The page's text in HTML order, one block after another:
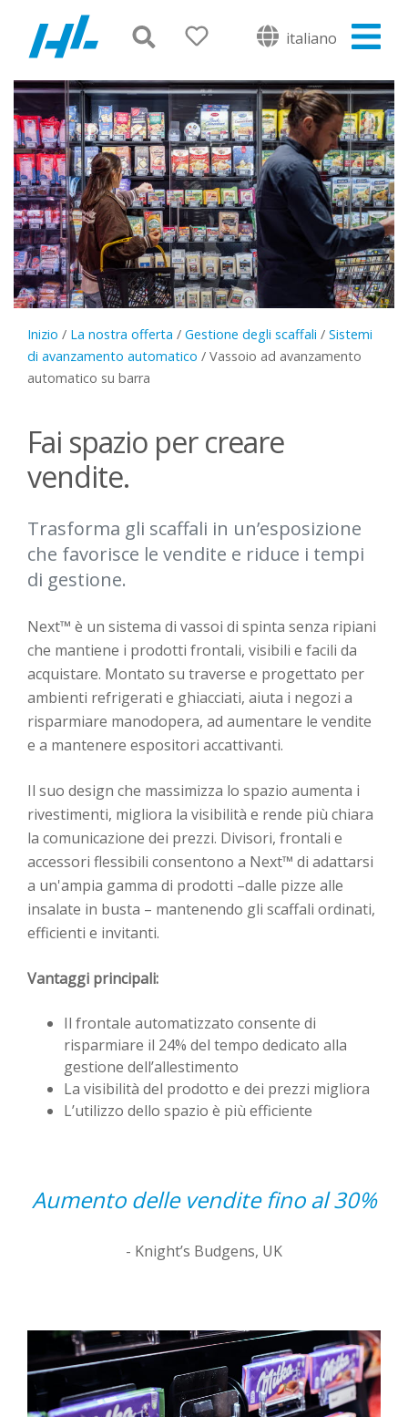
italiano
Inizio / La nostra offerta / Gestione degli scaffali / Sistemi
di avanzamento automatico / Vassoio ad avanzamento
automatico su barra
Fai spazio per creare
vendite.
Trasforma gli scaffali in un’esposizione
che favorisce le vendite e riduce i tempi
di gestione.
Next™ è un sistema di vassoi di spinta senza ripiani
che mantiene i prodotti frontali, visibili e facili da
acquistare. Montato su traverse e progettato per
ambienti refrigerati e ghiacciati, aiuta i negozi a
risparmiare manodopera, ad aumentare le vendite
e a mantenere espositori accattivanti.
Il suo design che massimizza lo spazio aumenta i
rivestimenti, migliora la visibilità e rende più chiara
la comunicazione dei prezzi. Divisori, frontali e
accessori flessibili consentono a Next™ di adattarsi
a un'ampia gamma di prodotti –dalle pizze alle
insalate in busta – mantenendo gli scaffali ordinati,
efficienti e invitanti.
Vantaggi principali:
Il frontale automatizzato consente di
risparmiare il 24% del tempo dedicato alla
gestione dell’allestimento
La visibilità del prodotto e dei prezzi migliora
L’utilizzo dello spazio è più efficiente
Aumento delle vendite fino al 30%
- Knight’s Budgens, UK